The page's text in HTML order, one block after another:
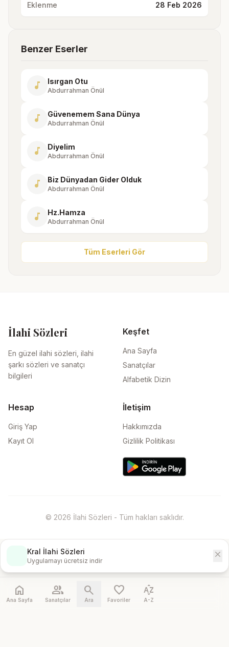
Eklenme 28 Feb 2026
Benzer Eserler
music_note Isırgan Otu
Abdurrahman Önül
music_note Güvenemem Sana Dünya
Abdurrahman Önül
music_note Diyelim
Abdurrahman Önül
music_note Biz Dünyadan Gider Olduk
Abdurrahman Önül
music_note Hz.Hamza
Abdurrahman Önül
Tüm Eserleri Gör
İlahi Sözleri
En güzel ilahi sözleri, ilahi
şarkı sözleri ve sanatçı
bilgileri
Keşfet
Ana Sayfa
Sanatçılar
Alfabetik Dizin
Hesap
Giriş Yap
Kayıt Ol
İletişim
Hakkımızda
Gizlilik Politikası
© 2026 İlahi Sözleri - Tüm hakları saklıdır.
Kral İlahi Sözleri
Uygulamayı ücretsiz indir
close
home
Ana Sayfa
people
Sanatçılar
search
Ara
favorite
Favoriler
sort_by_alpha
A-Z